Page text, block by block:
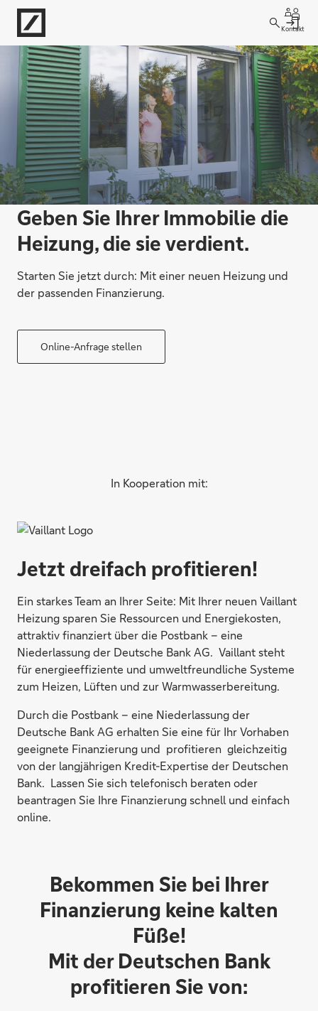
Kontakt
Geben Sie Ihrer Immobilie die
Heizung, die sie verdient.
Starten Sie jetzt durch: Mit einer neuen Heizung und
der passenden Finanzierung.
Online-Anfrage stellen
In Kooperation mit:
Jetzt dreifach profitieren!
Ein starkes Team an Ihrer Seite: Mit Ihrer neuen Vaillant
Heizung sparen Sie Ressourcen und Energiekosten,
attraktiv finanziert über die Postbank – eine
Niederlassung der Deutsche Bank AG. Vaillant steht
für energieeffiziente und umweltfreundliche Systeme
zum Heizen, Lüften und zur Warmwasserbereitung.
Durch die Postbank – eine Niederlassung der
Deutsche Bank AG erhalten Sie eine für Ihr Vorhaben
geeignete Finanzierung und profitieren gleichzeitig
von der langjährigen Kredit-Expertise der Deutschen
Bank. Lassen Sie sich telefonisch beraten oder
beantragen Sie Ihre Finanzierung schnell und einfach
online.
Bekommen Sie bei Ihrer
Finanzierung keine kalten
Füße!
Mit der Deutschen Bank
profitieren Sie von: